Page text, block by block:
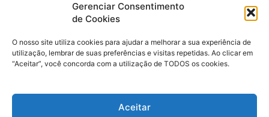
Gerenciar Consentimento
de Cookies
O nosso site utiliza cookies para ajudar a melhorar a sua experiência de
utilização, lembrar de suas preferências e visitas repetidas. Ao clicar em
“Aceitar”, você concorda com a utilização de TODOS os cookies.
Aceitar
(91) 98224 - 3111